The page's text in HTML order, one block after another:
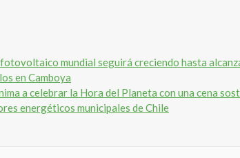
mundial seguirá creciendo hasta
en Camboya
a celebrar la Hora del Planeta con una cena
energéticos municipales de Chile